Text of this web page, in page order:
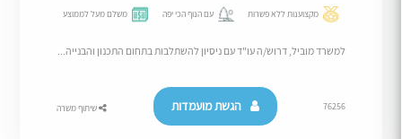
מקצוענות ללא פשרות עם הנוף הכי יפה משלם מעל לממוצע
למשרד מוביל, דרוש/ה עו"ד עם ניסיון להשתלבות בתחום התכנון והבנייה...
76256 הגשת מועמדות שיתוף משרה